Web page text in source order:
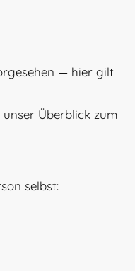
— hier gilt
Überblick zum
selbst: